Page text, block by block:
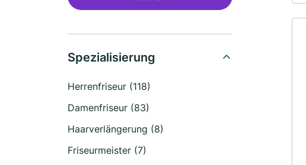
Spezialisierung
Herrenfriseur (118)
Damenfriseur (83)
Haarverlängerung (8)
Friseurmeister (7)